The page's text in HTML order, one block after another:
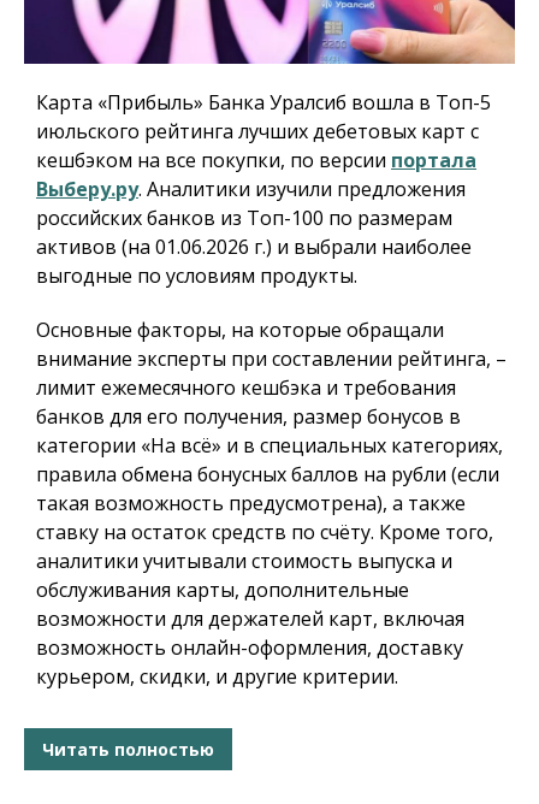
Карта «Прибыль» Банка Уралсиб вошла в Топ-5
июльского рейтинга лучших дебетовых карт с
кешбэком на все покупки, по версии портала
Выберу.ру. Аналитики изучили предложения
российских банков из Топ-100 по размерам
активов (на 01.06.2026 г.) и выбрали наиболее
выгодные по условиям продукты.
Основные факторы, на которые обращали
внимание эксперты при составлении рейтинга, –
лимит ежемесячного кешбэка и требования
банков для его получения, размер бонусов в
категории «На всё» и в специальных категориях,
правила обмена бонусных баллов на рубли (если
такая возможность предусмотрена), а также
ставку на остаток средств по счёту. Кроме того,
аналитики учитывали стоимость выпуска и
обслуживания карты, дополнительные
возможности для держателей карт, включая
возможность онлайн-оформления, доставку
курьером, скидки, и другие критерии.
Читать полностью